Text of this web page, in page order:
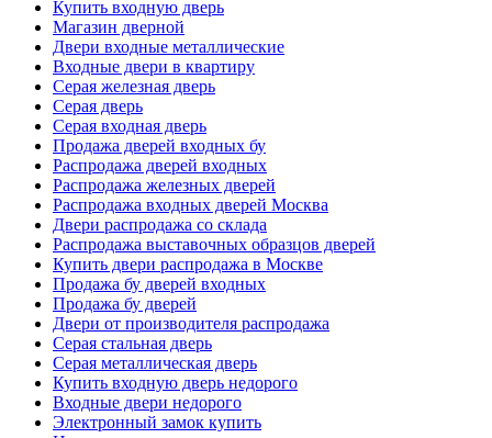
Купить входную дверь
Магазин дверной
Двери входные металлические
Входные двери в квартиру
Серая железная дверь
Серая дверь
Серая входная дверь
Продажа дверей входных бу
Распродажа дверей входных
Распродажа железных дверей
Распродажа входных дверей Москва
Двери распродажа со склада
Распродажа выставочных образцов дверей
Купить двери распродажа в Москве
Продажа бу дверей входных
Продажа бу дверей
Двери от производителя распродажа
Серая стальная дверь
Серая металлическая дверь
Купить входную дверь недорого
Входные двери недорого
Электронный замок купить